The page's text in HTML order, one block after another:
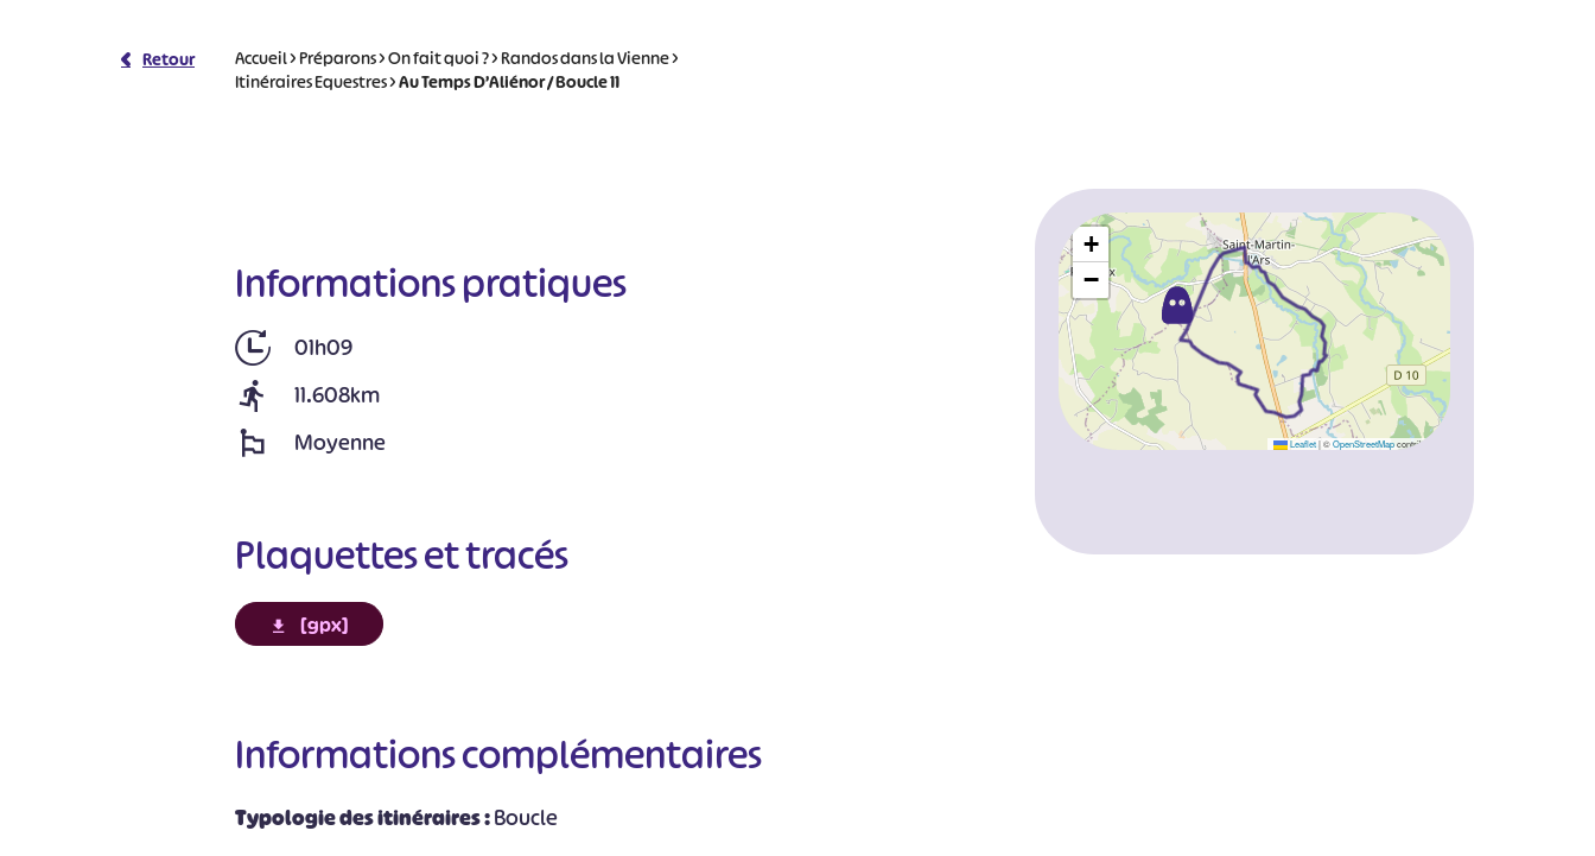
Retour Accueil>Préparons>On fait quoi ?>Randos dans la Vienne>
Itinéraires Equestres>Au Temps D’Aliénor / Boucle 11
Informations pratiques
01h09
11.608km
Moyenne
Plaquettes et tracés
[gpx]
Informations complémentaires
Typologie des itinéraires :Boucle
+
−
Leaflet|©OpenStreetMapcontributors